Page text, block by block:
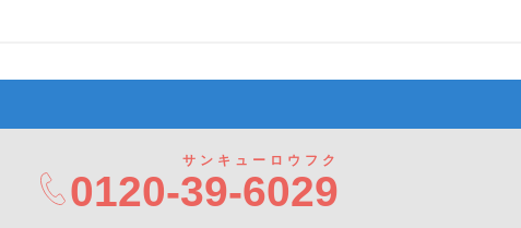
0120-39-6029
サンキューロウフク